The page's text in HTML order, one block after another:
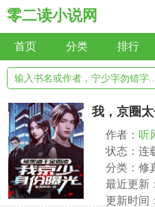
零二读小说网
首页 分类 排行
我，京圈
作者： 听
状态：连
分类：修
最近更新：
更新时间